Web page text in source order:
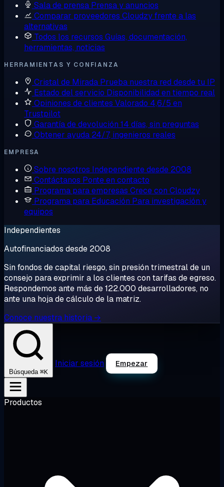
Sala de prensa Prensa y anuncios
Comparar proveedores Cloudzy frente a las
alternativas
Todos los recursos Guías, documentación,
herramientas, noticias
HERRAMIENTAS Y CONFIANZA
Cristal de Mirada Prueba nuestra red desde tu IP
Estado del servicio Disponibilidad en tiempo real
Opiniones de clientes Valorado 4,6/5 en
Trustpilot
Garantía de devolución 14 días, sin preguntas
Obtener ayuda 24/7, ingenieros reales
EMPRESA
Sobre nosotros Independiente desde 2008
Contáctanos Ponte en contacto
Programa para empresas Crece con Cloudzy
Programa para Educación Para investigación y
equipos
Independientes
Autofinanciados desde 2008
Sin fondos de capital riesgo, sin presión trimestral de un
consejo para exprimir a los clientes con tarifas de egreso.
Respondemos ante más de 122.000 desarrolladores, no
ante una hoja de cálculo de la matriz.
Conoce nuestra historia →
Búsqueda ⌘K
Iniciar sesión Empezar
Productos